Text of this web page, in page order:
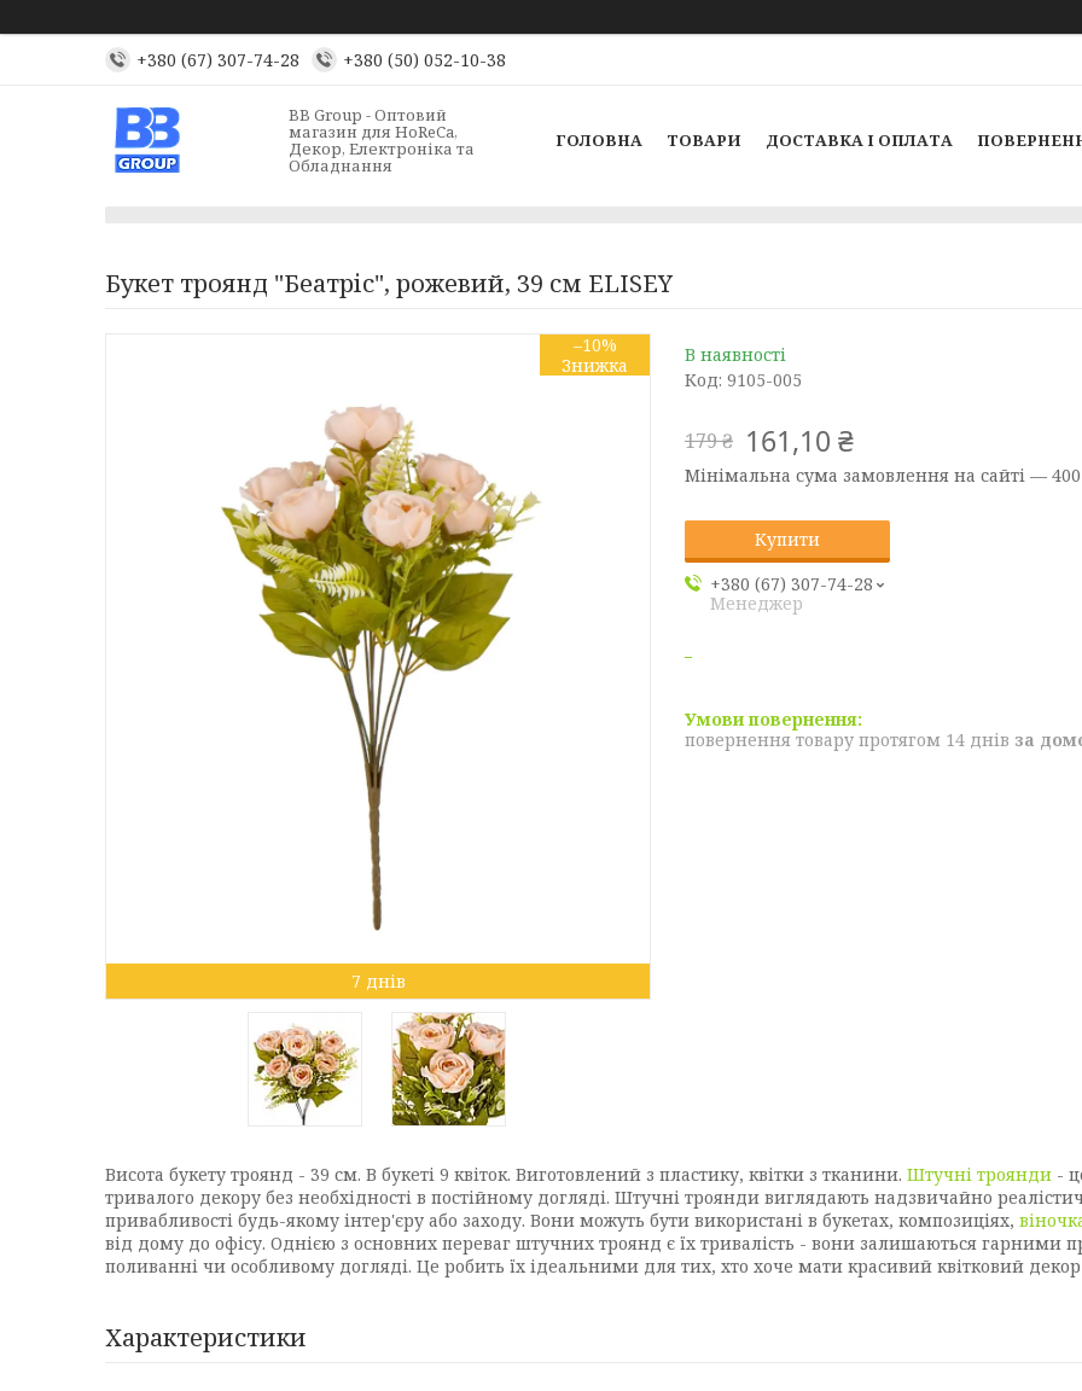
+380 (67) 307-74-28 +380 (50) 052-10-38
BB Group - Оптовий
магазин для HoReCa,
Декор, Електроніка та
Обладнання
ГОЛОВНА ТОВАРИ ДОСТАВКА І ОПЛАТА
Букет троянд "Беатріс", рожевий, 39 см ELISEY
–10%
7 днів
В наявності
Код: 9105-005
179 ₴ 161,10 ₴
Мінімальна сума замовлення на сайті —
Купити
+380 (67) 307-74-28
Менеджер
повернення товару протягом 14 днів за
Висота букету троянд - 39 см. В букеті 9 квіток. Виготовлений з пластику, квітки з тканини. Штучні троянди -
тривалого декору без необхідності в постійному догляді. Штучні троянди виглядають надзвичайно
привабливості будь-якому інтер'єру або заходу. Вони можуть бути використані в букетах, композиціях,
від дому до офісу. Однією з основних переваг штучних троянд є їх тривалість - вони залишаються гарними
поливанні чи особливому догляді. Це робить їх ідеальними для тих, хто хоче мати красивий квітковий декор
Характеристики